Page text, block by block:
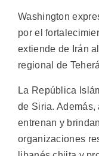
Washington
por el
extiende de Irán
regional de
La República
de Siria. Además,
entrenan y
organizaciones